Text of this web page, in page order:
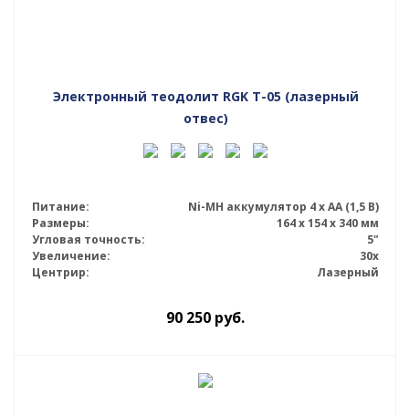
Электронный теодолит RGK T-05 (лазерный
отвес)
Питание:
Ni-MH аккумулятор 4 х АА (1,5 В)
Размеры:
164 x 154 x 340 мм
Угловая точность:
5"
Увеличение:
30x
Центрир:
Лазерный
90 250 руб.